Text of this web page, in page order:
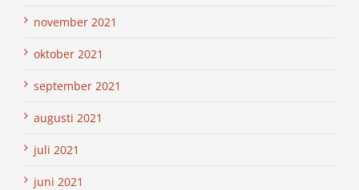
november 2021
oktober 2021
september 2021
augusti 2021
juli 2021
juni 2021